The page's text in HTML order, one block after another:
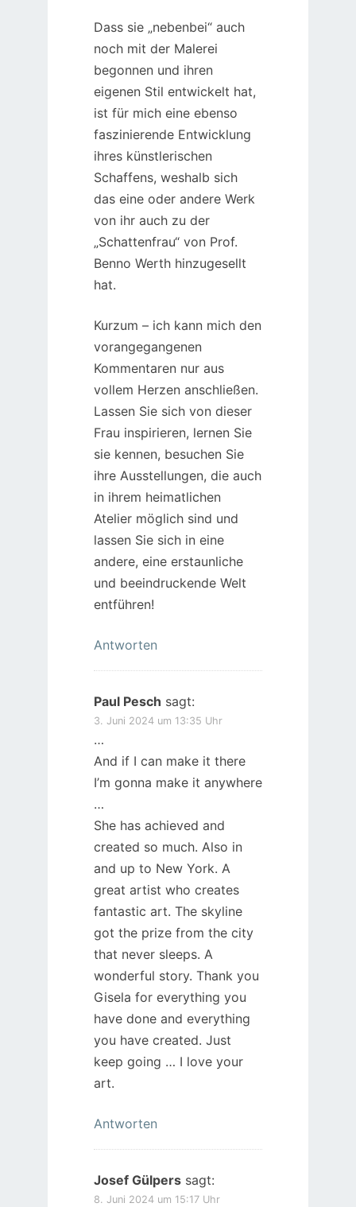
Dass sie „nebenbei“ auch
noch mit der Malerei
begonnen und ihren
eigenen Stil entwickelt hat,
ist für mich eine ebenso
faszinierende Entwicklung
ihres künstlerischen
Schaffens, weshalb sich
das eine oder andere Werk
von ihr auch zu der
„Schattenfrau“ von Prof.
Benno Werth hinzugesellt
hat.
Kurzum – ich kann mich den
vorangegangenen
Kommentaren nur aus
vollem Herzen anschließen.
Lassen Sie sich von dieser
Frau inspirieren, lernen Sie
sie kennen, besuchen Sie
ihre Ausstellungen, die auch
in ihrem heimatlichen
Atelier möglich sind und
lassen Sie sich in eine
andere, eine erstaunliche
und beeindruckende Welt
entführen!
Antworten
Paul Pesch sagt:
3. Juni 2024 um 13:35 Uhr
…
And if I can make it there
I’m gonna make it anywhere
…
She has achieved and
created so much. Also in
and up to New York. A
great artist who creates
fantastic art. The skyline
got the prize from the city
that never sleeps. A
wonderful story. Thank you
Gisela for everything you
have done and everything
you have created. Just
keep going … I love your
art.
Antworten
Josef Gülpers sagt:
8. Juni 2024 um 15:17 Uhr